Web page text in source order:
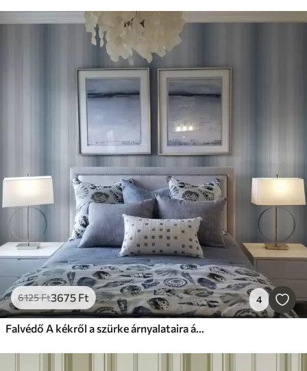
6125Ft3675 Ft 4
Falvédő A kékről a szürke árnyalataira átmenő csíkok